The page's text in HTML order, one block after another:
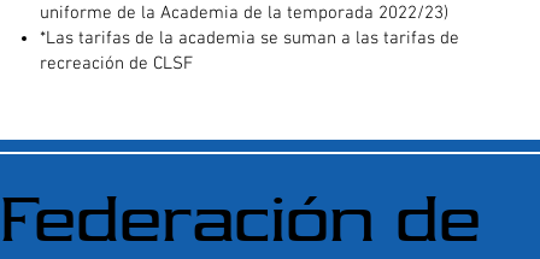
uniforme de la Academia de la temporada 2022/23)
*Las tarifas de la academia se suman a las tarifas de
recreación de CLSF
Federación de